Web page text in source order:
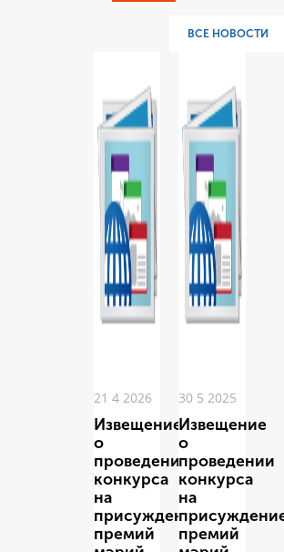
ВСЕ НОВОСТИ
21 4 2026
Извещение
о
проведении
конкурса
на
присуждение
премий
30 5 2025
Извещение
о
проведении
конкурса
на
премий